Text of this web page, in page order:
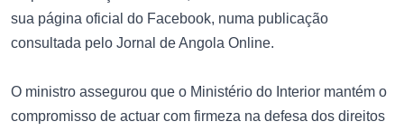
sua página oficial do Facebook, numa publicação
consultada pelo Jornal de Angola Online.
O ministro assegurou que o Ministério do Interior mantém o
compromisso de actuar com firmeza na defesa dos direitos